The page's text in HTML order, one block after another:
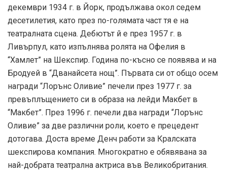
декември 1934 г. в Йорк, продължава окол седем
десетилетия, като през по-голямата част тя е на
театралната сцена. Дебютът й е през 1957 г. в
Ливърпул, като изпълнява ролята на Офелия в
“Хамлет” на Шекспир. Година по-късно се появява и на
Бродуей в “Дванайсета нощ”. Първата си от общо осем
награди “Лорънс Оливие” печели през 1977 г. за
превъплъщението си в образа на лейди Макбет в
“Макбет”. През 1996 г. печели два награди “Лорънс
Оливие” за две различни роли, което е прецедент
дотогава. Доста време Денч работи за Кралската
шекспирова компания. Многократно е обявявана за
най-добрата театрална актриса във Великобритания.